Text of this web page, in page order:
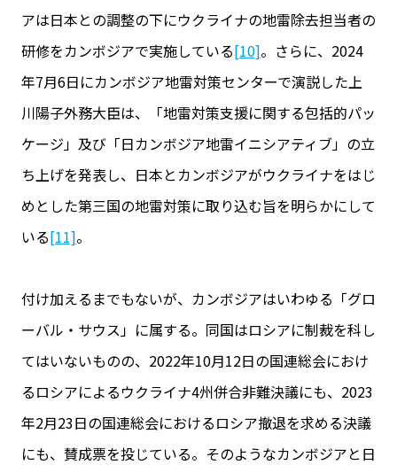
アは日本との調整の下にウクライナの地雷除去担当者の
研修をカンボジアで実施している[10]。さらに、2024
年7月6日にカンボジア地雷対策センターで演説した上
川陽子外務大臣は、「地雷対策支援に関する包括的パッ
ケージ」及び「日カンボジア地雷イニシアティブ」の立
ち上げを発表し、日本とカンボジアがウクライナをはじ
めとした第三国の地雷対策に取り込む旨を明らかにして
いる[11]。
付け加えるまでもないが、カンボジアはいわゆる「グロ
ーバル・サウス」に属する。同国はロシアに制裁を科し
てはいないものの、2022年10月12日の国連総会におけ
るロシアによるウクライナ4州併合非難決議にも、2023
年2月23日の国連総会におけるロシア撤退を求める決議
にも、賛成票を投じている。そのようなカンボジアと日